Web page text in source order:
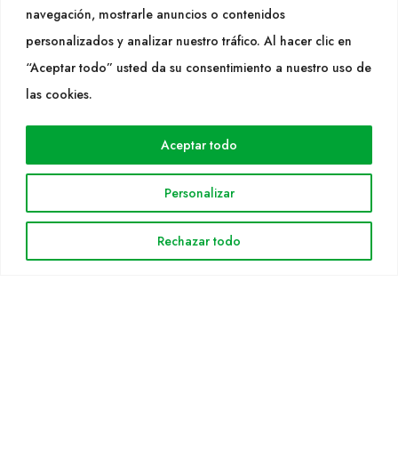
navegación, mostrarle anuncios o contenidos
personalizados y analizar nuestro tráfico. Al hacer clic en
“Aceptar todo” usted da su consentimiento a nuestro uso de
las cookies.
Personalizar
Rechazar todo
Aceptar todo
SÍGUENOS
WEB
Cultidelta
Solicitud Catálogo